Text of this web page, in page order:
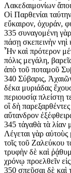
Λακεδαιμονίων
Οἱ Παρθενίαι
εὔκαιρον, ὀχυράν,
335 συναγομένη
πάσῃ σκεπεινὴν νηὶ
Ἦν καὶ πρότερον
πόλις μεγάλη,
ἀπὸ τοῦ ποταμοῦ
340 Σύβαρις,
δέκα μυριάδας
περιουσίᾳ πλείστῃ
οἳ δὴ
αὔτανδρον
345 τἀγαθὰ τὰ λίαν
Λέγεται γὰρ αὐτοὺς
τοῖς τοῦ Ζαλεύκου
τρυφὴν δὲ καὶ
χρόνῳ προελθεῖν
350 σπεῦσαι δὲ